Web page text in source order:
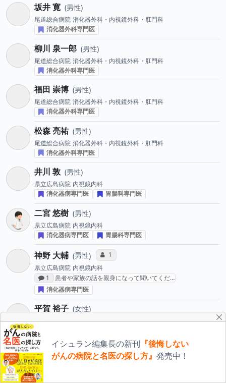
坂井 寛 男性
尾道総合病院 消化器外科・内視鏡外科・肛門科
消化器外科専門医
柳川 泉一郎 男性
尾道総合病院 消化器外科・内視鏡外科・肛門科
消化器外科専門医
福田 崇博 男性
尾道総合病院 消化器外科・内視鏡外科・肛門科
消化器外科専門医
松森 亮祐 男性
尾道総合病院 消化器外科・内視鏡外科・肛門科
消化器外科専門医
井川 敦 男性
県立広島病院 内視鏡内科
消化器病専門医
胃腸科専門医
二宮 悠樹 男性
県立広島病院 内視鏡内科
消化器病専門医
胃腸科専門医
神野 大輔 男性 コミュニケーション・タイプ投票数
1
県立広島病院 内視鏡内科
感想投稿数
1
患者や家族の話を親身になって聞いてくだ…
消化器病専門医
平賀 裕子 女性
県立広島病院 内視鏡内科
林 亮平 男性
県立広島病院 内視鏡内科
イシュラン編集長の新刊
『後悔しない
がんの病院と名医の探し方』 発売中！